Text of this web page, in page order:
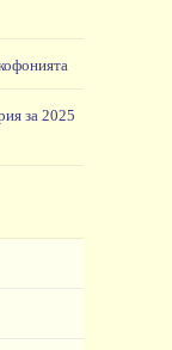
за 2025